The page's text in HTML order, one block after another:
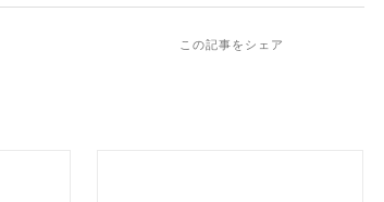
この記事をシェア